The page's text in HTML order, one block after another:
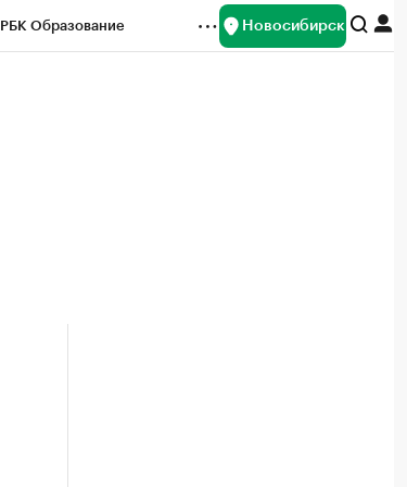
РБК Образование Новосибирск